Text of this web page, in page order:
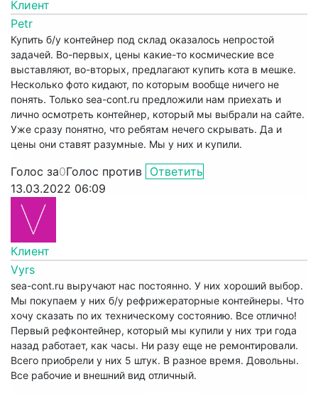
Клиент
Petr
Купить б/у контейнер под склад оказалось непростой
задачей. Во-первых, цены какие-то космические все
выставляют, во-вторых, предлагают купить кота в мешке.
Несколько фото кидают, по которым вообще ничего не
понять. Только sea-cont.ru предложили нам приехать и
лично осмотреть контейнер, который мы выбрали на сайте.
Уже сразу понятно, что ребятам нечего скрывать. Да и
цены они ставят разумные. Мы у них и купили.
Голос за0Голос против Ответить
13.03.2022 06:09
Клиент
Vyrs
sea-cont.ru выручают нас постоянно. У них хороший выбор.
Мы покупаем у них б/у рефрижераторные контейнеры. Что
хочу сказать по их техническому состоянию. Все отлично!
Первый рефконтейнер, который мы купили у них три года
назад работает, как часы. Ни разу еще не ремонтировали.
Всего приобрели у них 5 штук. В разное время. Довольны.
Все рабочие и внешний вид отличный.